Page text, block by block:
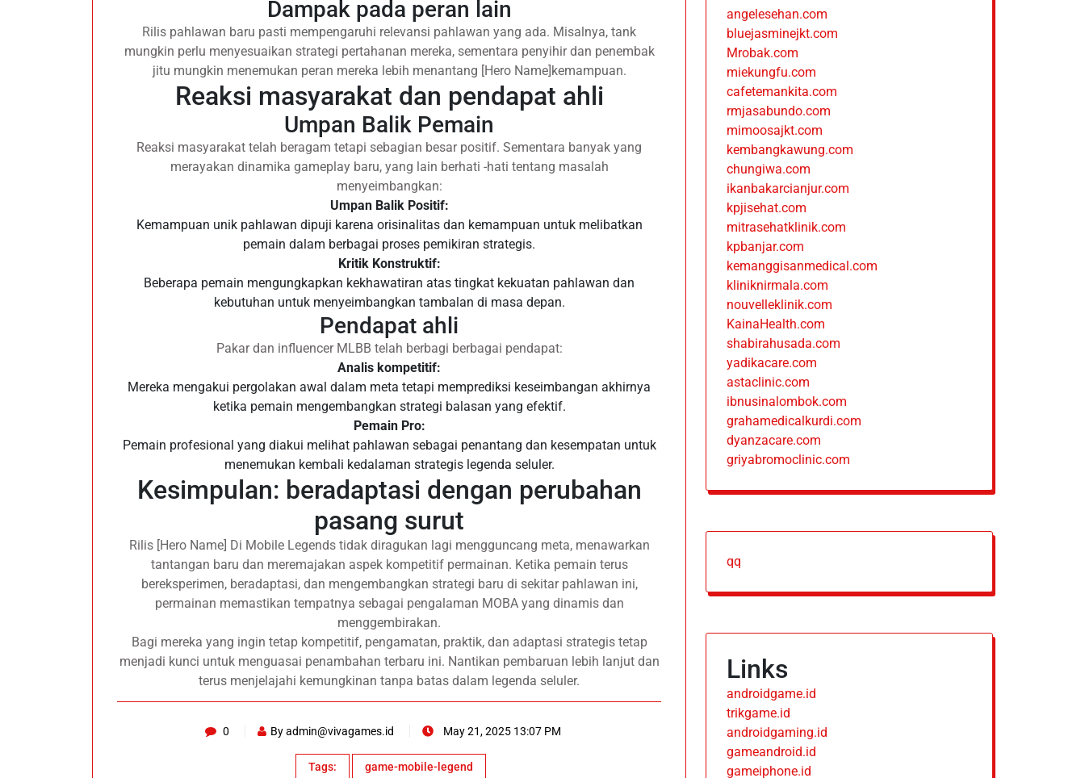
Dampak pada peran lain
Rilis pahlawan baru pasti mempengaruhi relevansi pahlawan yang ada. Misalnya, tank
mungkin perlu menyesuaikan strategi pertahanan mereka, sementara penyihir dan penembak
jitu mungkin menemukan peran mereka lebih menantang [Hero Name]kemampuan.
Reaksi masyarakat dan pendapat ahli
Umpan Balik Pemain
Reaksi masyarakat telah beragam tetapi sebagian besar positif. Sementara banyak yang
merayakan dinamika gameplay baru, yang lain berhati -hati tentang masalah
menyeimbangkan:
Umpan Balik Positif:
Kemampuan unik pahlawan dipuji karena orisinalitas dan kemampuan untuk melibatkan
pemain dalam berbagai proses pemikiran strategis.
Kritik Konstruktif:
Beberapa pemain mengungkapkan kekhawatiran atas tingkat kekuatan pahlawan dan
kebutuhan untuk menyeimbangkan tambalan di masa depan.
Pendapat ahli
Pakar dan influencer MLBB telah berbagi berbagai pendapat:
Analis kompetitif:
Mereka mengakui pergolakan awal dalam meta tetapi memprediksi keseimbangan akhirnya
ketika pemain mengembangkan strategi balasan yang efektif.
Pemain Pro:
Pemain profesional yang diakui melihat pahlawan sebagai penantang dan kesempatan untuk
menemukan kembali kedalaman strategis legenda seluler.
Kesimpulan: beradaptasi dengan perubahan
pasang surut
Rilis [Hero Name] Di Mobile Legends tidak diragukan lagi mengguncang meta, menawarkan
tantangan baru dan meremajakan aspek kompetitif permainan. Ketika pemain terus
bereksperimen, beradaptasi, dan mengembangkan strategi baru di sekitar pahlawan ini,
permainan memastikan tempatnya sebagai pengalaman MOBA yang dinamis dan
menggembirakan.
Bagi mereka yang ingin tetap kompetitif, pengamatan, praktik, dan adaptasi strategis tetap
menjadi kunci untuk menguasai penambahan terbaru ini. Nantikan pembaruan lebih lanjut dan
terus menjelajahi kemungkinan tanpa batas dalam legenda seluler.
0 Byadmin@vivagames.id May 21, 2025 13:07 PM
Tags: game-mobile-legend
angelesehan.com
bluejasminejkt.com
Mrobak.com
miekungfu.com
cafetemankita.com
rmjasabundo.com
mimoosajkt.com
kembangkawung.com
chungiwa.com
ikanbakarcianjur.com
kpjisehat.com
mitrasehatklinik.com
kpbanjar.com
kemanggisanmedical.com
kliniknirmala.com
nouvelleklinik.com
KainaHealth.com
shabirahusada.com
yadikacare.com
astaclinic.com
ibnusinalombok.com
grahamedicalkurdi.com
dyanzacare.com
griyabromoclinic.com
qq
Links
androidgame.id
trikgame.id
androidgaming.id
gameandroid.id
gameiphone.id